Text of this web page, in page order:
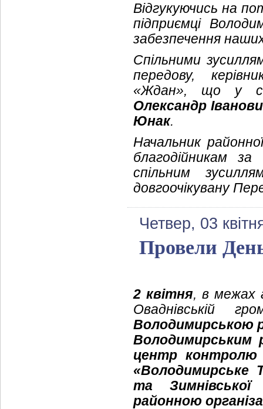
Відгукуючись на
підприємці
забезпечення
Спільними
передову,
«Ждан», що у
Олександр
Юнак.
Начальник
благодійникам
спільним
довгоочікувану
Четвер, 03
Провели
2 квітня, в межах
Оваднівській
Володимирською
Володимирським
центр контролю
«Володимирське
та Зимнівської
районною